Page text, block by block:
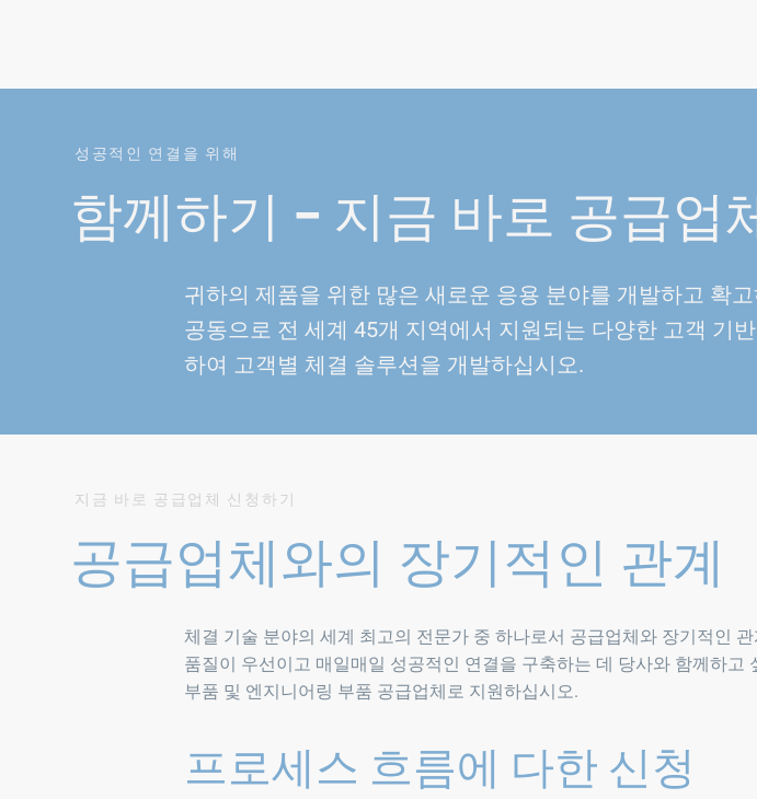
성공적인 연결을 위해
함께하기 – 지금 바로 공급업
귀하의 제품을 위한 많은 새로운 응용 분야를 개발하고 확
공동으로 전 세계 45개 지역에서 지원되는 다양한 고객 기
하여 고객별 체결 솔루션을 개발하십시오.
지금 바로 공급업체 신청하기
공급업체와의 장기적인 관계
체결 기술 분야의 세계 최고의 전문가 중 하나로서 공급업체와 장기적인
품질이 우선이고 매일매일 성공적인 연결을 구축하는 데 당사와 함께하고
부품 및 엔지니어링 부품 공급업체로 지원하십시오.
프로세스 흐름에 다한 신청